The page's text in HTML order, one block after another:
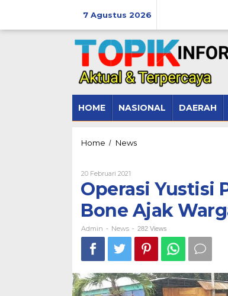
7 Agustus 2026
HOME NASIONAL DAERAH
Home / NewsOperasi
Riattang
Polres
Bone
Ajak
Warga
Patuhi
Prokes
Covid-
20 Februari 2021
Admin
Operasi Yustisi
Bone Ajak
Admin - News - 282 Views